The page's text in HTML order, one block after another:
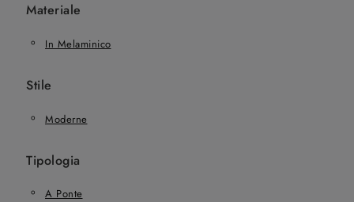
Materiale
In Melaminico
Stile
Moderne
Tipologia
A Ponte